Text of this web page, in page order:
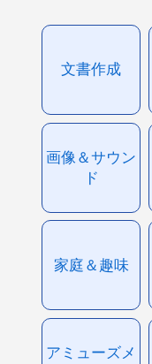
文書作成
画像＆サウン
ド
家庭＆趣味
アミューズメ